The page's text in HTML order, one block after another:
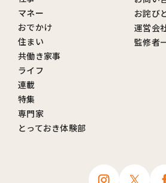
マネー
おでかけ
住まい
共働き家事
ライフ
連載
特集
専門家
とっておき体験部
お詫び
運営会
監修者